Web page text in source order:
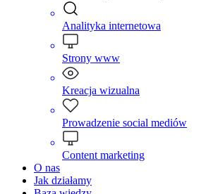
Analityka internetowa
Strony www
Kreacja wizualna
Prowadzenie social mediów
Content marketing
O nas
Jak działamy